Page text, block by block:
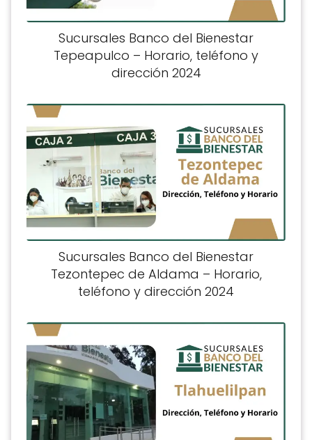
Sucursales Banco del Bienestar
Tepeapulco – Horario, teléfono y
dirección 2024
Sucursales Banco del Bienestar
Tezontepec de Aldama – Horario,
teléfono y dirección 2024